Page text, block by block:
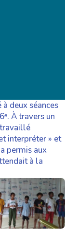
deux séances
À travers un
interpréter » et
permis aux
à la